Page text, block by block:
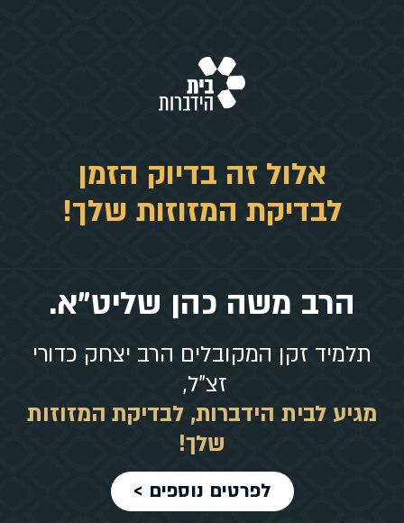
אלול זה בדיוק הזמן
לבדיקת המזוזות שלך!
הרב משה כהן שליט"א.
תלמיד זקן המקובלים הרב יצחק כדורי
זצ"ל,
מגיע לבית הידברות, לבדיקת המזוזות
שלך!
לפרטים נוספים >